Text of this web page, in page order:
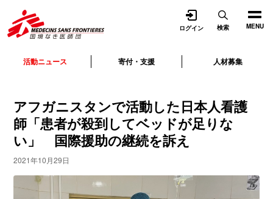
MENU
活動ニュース 寄付・支援 人材募集
ログイン 検索
アフガニスタンで活動した日本人看護
師「患者が殺到してベッドが足りな
い」 国際援助の継続を訴え
2021年10月29日